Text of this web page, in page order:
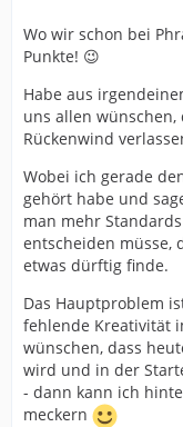
Wo wir schon bei
Punkte! 😉
Habe aus
uns allen
Rückenwind
Wobei ich gerade
gehört habe und
man mehr
entscheiden müsse,
etwas dürftig finde.
Das Hauptproblem
fehlende Kreativität
wünschen, dass
wird und in der
- dann kann ich
meckern